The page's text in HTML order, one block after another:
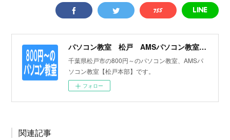
パソコン教室 松戸 AMSパソコン教室【松戸本部】Ameba Ownd サイト
千葉県松戸市の800円～のパソコン教室、AMSパ
ソコン教室【松戸本部】です。
フォロー
関連記事